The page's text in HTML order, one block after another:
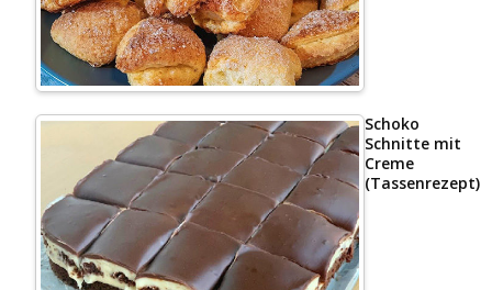
Schoko
Schnitte mit
Creme
(Tassenrezept)